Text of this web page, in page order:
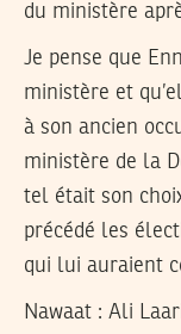
du ministère
Je pense que
ministère et
à son ancien
ministère de la
tel était son
précédé les
qui lui auraient
Nawaat : Ali